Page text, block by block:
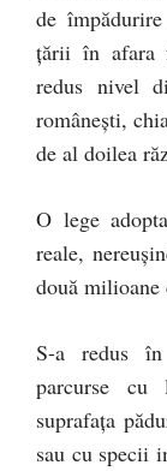
de
ţării în afara
redus nivel
româneşti,
de al doilea
O lege
reale,
două milioane
S-a redus
parcurse
suprafaţa
sau cu specii